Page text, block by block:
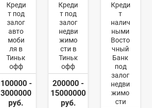
Креди
т под
залог
авто
моби
ля в
Тиньк
офф
100000 -
3000000
руб.
Креди
т под
залог
недви
жимо
сти в
Тиньк
офф
200000 -
15000000
руб.
Креди
т
налич
ными
Восто
чный
Банк
под
залог
недви
жимо
сти